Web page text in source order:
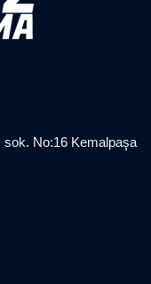
No:16 Kemalpaşa